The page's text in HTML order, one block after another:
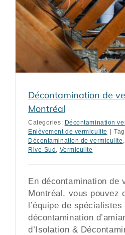
Décontamination de
Montréal
Categories: Décontamination
Enlèvement de vermiculite
Décontamination de vermiculite ,
Rive-Sud , Vermiculite
En décontamination de
Montréal, vous pouvez
l’équipe de
décontamination
d’Isolation &